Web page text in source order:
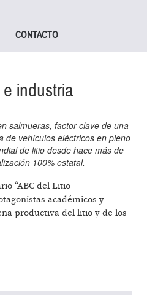
CONTACTO
industria
salmueras, factor clave de una
de vehículos eléctricos en pleno
de litio desde hace más de
100% estatal.
“ABC del Litio
académicos y
productiva del litio y de los